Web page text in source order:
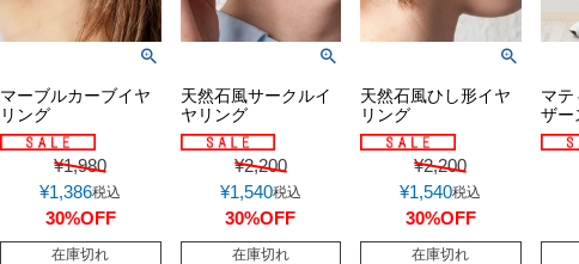
マーブルカーブイヤ
リング
¥1,980
¥1,386税込
30%OFF
在庫切れ
天然石風サークルイ
ヤリング
¥2,200
¥1,540税込
30%OFF
在庫切れ
天然石風ひし形イヤ
リング
¥2,200
¥1,540税込
30%OFF
在庫切れ
マテ
ザー